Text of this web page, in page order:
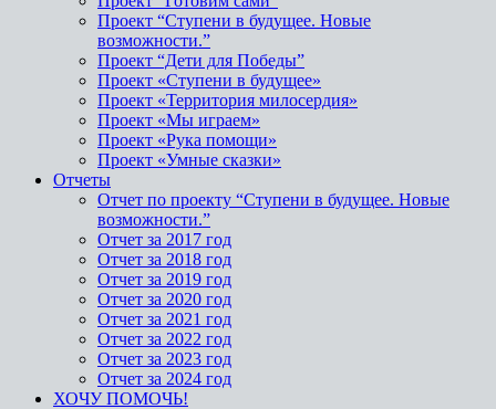
Проект “Ступени в будущее. Новые
возможности.”
Проект “Дети для Победы”
Проект «Ступени в будущее»
Проект «Территория милосердия»
Проект «Мы играем»
Проект «Рука помощи»
Проект «Умные сказки»
Отчеты
Отчет по проекту “Ступени в будущее. Новые
возможности.”
Отчет за 2017 год
Отчет за 2018 год
Отчет за 2019 год
Отчет за 2020 год
Отчет за 2021 год
Отчет за 2022 год
Отчет за 2023 год
Отчет за 2024 год
ХОЧУ ПОМОЧЬ!